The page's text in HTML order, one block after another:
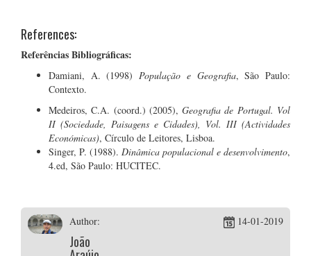
References:
Referências Bibliográficas:
Damiani, A. (1998)População e Geografia, São Paulo:
Contexto.
Medeiros, C.A. (coord.) (2005),Geografia de Portugal. Vol
II (Sociedade, Paisagens e Cidades), Vol. III (Actividades
Económicas), Círculo de Leitores, Lisboa.
Singer, P. (1988). Dinâmica populacional e desenvolvimento,
4.ed, São Paulo: HUCITEC.
Author:
João
14-01-2019